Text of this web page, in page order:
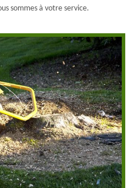
sommes à votre service.